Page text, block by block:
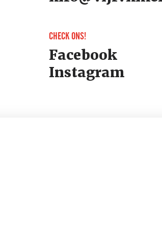
CHECK ONS!
Facebook
Instagram